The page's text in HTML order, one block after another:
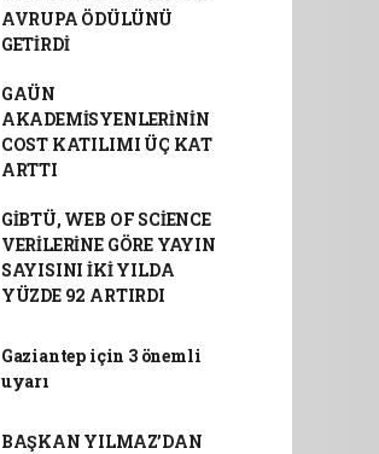
AVRUPA ÖDÜLÜNÜ
GETİRDİ
GAÜN
AKADEMİSYENLERİNİN
COST KATILIMI ÜÇ KAT
ARTTI
GİBTÜ, WEB OF SCİENCE
VERİLERİNE GÖRE YAYIN
SAYISINI İKİ YILDA
YÜZDE 92 ARTIRDI
Gaziantep için 3 önemli
uyarı
BAŞKAN YILMAZ’DAN